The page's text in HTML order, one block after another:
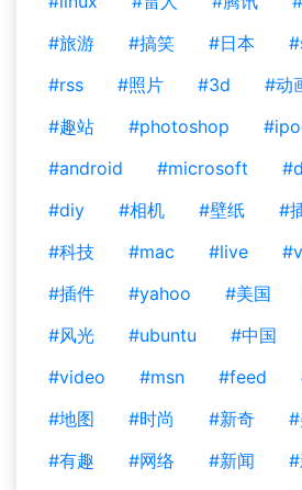
#旅游
#搞笑 #日本
#rss
#照片 #3d #动
#趣站
#photoshop
#android
#microsoft
#diy
#相机 #壁纸 #
#科技
#mac #live
#插件
#yahoo #美国
#风光
#ubuntu #中国
#video
#msn #feed
#地图
#时尚 #新奇
#有趣
#网络 #新闻